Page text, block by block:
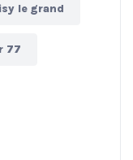
le grand
77